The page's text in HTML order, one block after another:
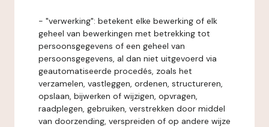
- "verwerking": betekent elke bewerking of elk
geheel van bewerkingen met betrekking tot
persoonsgegevens of een geheel van
persoonsgegevens, al dan niet uitgevoerd via
geautomatiseerde procedés, zoals het
verzamelen, vastleggen, ordenen, structureren,
opslaan, bijwerken of wijzigen, opvragen,
raadplegen, gebruiken, verstrekken door middel
van doorzending, verspreiden of op andere wijze